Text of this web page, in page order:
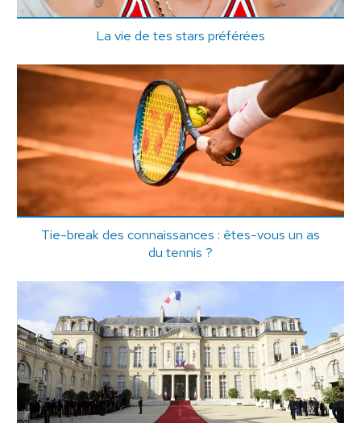
La vie de tes stars préférées
Tie-break des connaissances : êtes-vous un as
du tennis ?